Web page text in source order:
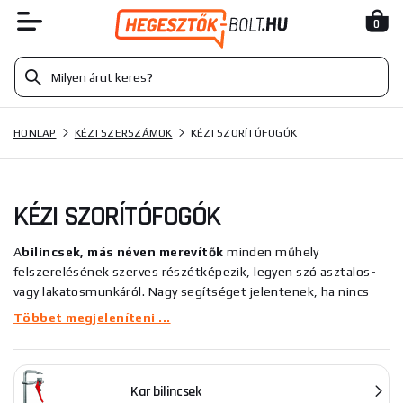
0
HONLAP KÉZI SZERSZÁMOK KÉZI SZORÍTÓFOGÓK
KÉZI SZORÍTÓFOGÓK
Abilincsek, más néven merevítők minden műhely
felszerelésének szerves részétképezik,legyen szó asztalos-
vagy lakatosmunkáról. Nagy segítséget jelentenek, ha nincs
kéznél egy csavarhúzó. Kínálatunkban találhat teljesen fémből
Teljesen fém bilincsek
, amikor
a munkadarabokat acélszerkezetekben rögzítik, mivel
Többet megjeleníteni ...
Kar bilincsek